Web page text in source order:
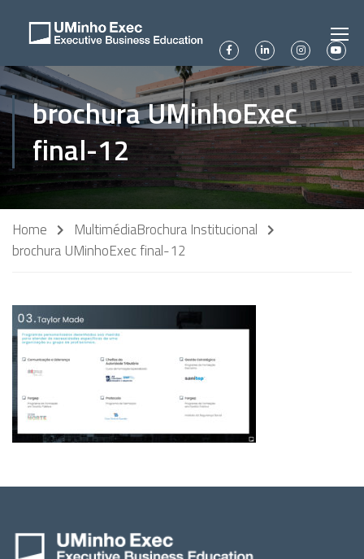
brochura UMinhoExec
final-12
Home MultimédiaBrochura Institucional
brochura UMinhoExec final-12